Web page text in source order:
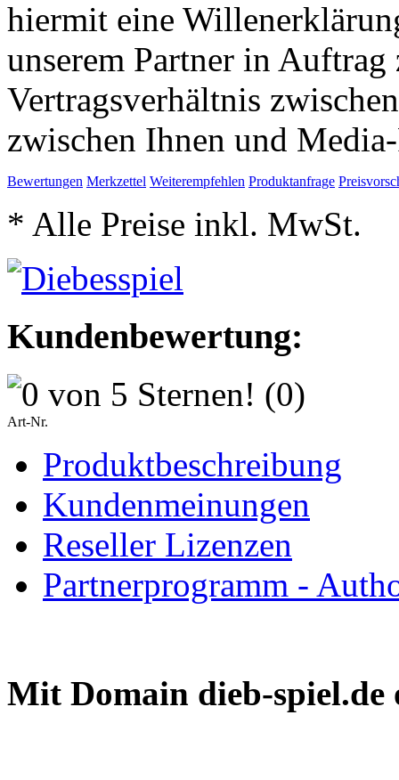
hiermit eine
unserem Partner in
Vertragsverhältnis
zwischen Ihnen und
Bewertungen Merkzettel Weiterempfehlen Produktanfrage
* Alle Preise inkl. MwSt.
Kundenbewertung:
(0)
Art-Nr.
Produktbeschreibung
Kundenmeinungen
Reseller Lizenzen
Partnerprogramm -
Mit Domain dieb-spiel.de